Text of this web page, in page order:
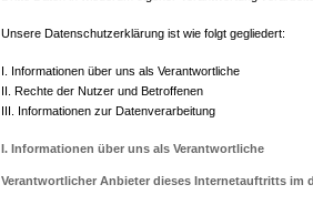
Unsere Datenschutzerklärung ist wie folgt gegliedert:
I. Informationen über uns als Verantwortliche
II. Rechte der Nutzer und Betroffenen
III. Informationen zur Datenverarbeitung
I. Informationen über uns
Verantwortlicher Anbieter dieses Internetauftritts im